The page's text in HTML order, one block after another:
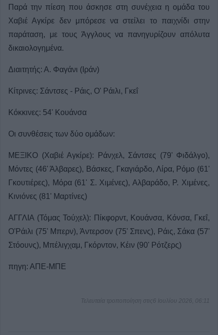
Παρά την πίεση που άσκησε στη συνέχεια η ομάδα του
Χαβιέ Αγκίρε δεν μπόρεσε να στείλει το παιχνίδι στην
παράταση, με τους Άγγλους να πανηγυρίζουν απόλυτα
δικαιολογημένα.
Διαιτητής: Α. Φαγάνι (Ιράν)
Κίτρινες: Σάντσες - Ράις, Ο' Ράιλι, Γκεΐ
Κόκκινες: 54' Κουάνσα
Οι συνθέσεις των δύο ομάδων:
ΜΕΞΙΚΟ (Χαβιέ Αγκίρε): Ράνχελ, Σάντσες (79' Φιδάλγο),
Μόντες (46' Άλβαρες), Βάσκες, Γκαγιάρδο, Λίρα, Ρόμο (61'
Γκουτιέρες), Μόρα (61' Σ. Χιμένες), Αλβαράδο, Ρ. Χιμένες,
Κινιόνες (81' Μαρτίνες)
ΑΓΓΛΙΑ (Τόμας Τούχελ): Πίκφορντ, Κουάνσα, Κόνσα, Γκεΐ,
Ο'Ράιλι (75' Μπερν), Άντερσον (75' Σπενς), Ράις, Σάκα (57'
Στόουνς), Μπέλιγχαμ, Γκόρντον, Κέιν (90' Ρότζερς)
πηγη: ΑΠΕ-ΜΠΕ
Τελευταία τροποποίηση στις6 Ιουλίου 2026, 06:11